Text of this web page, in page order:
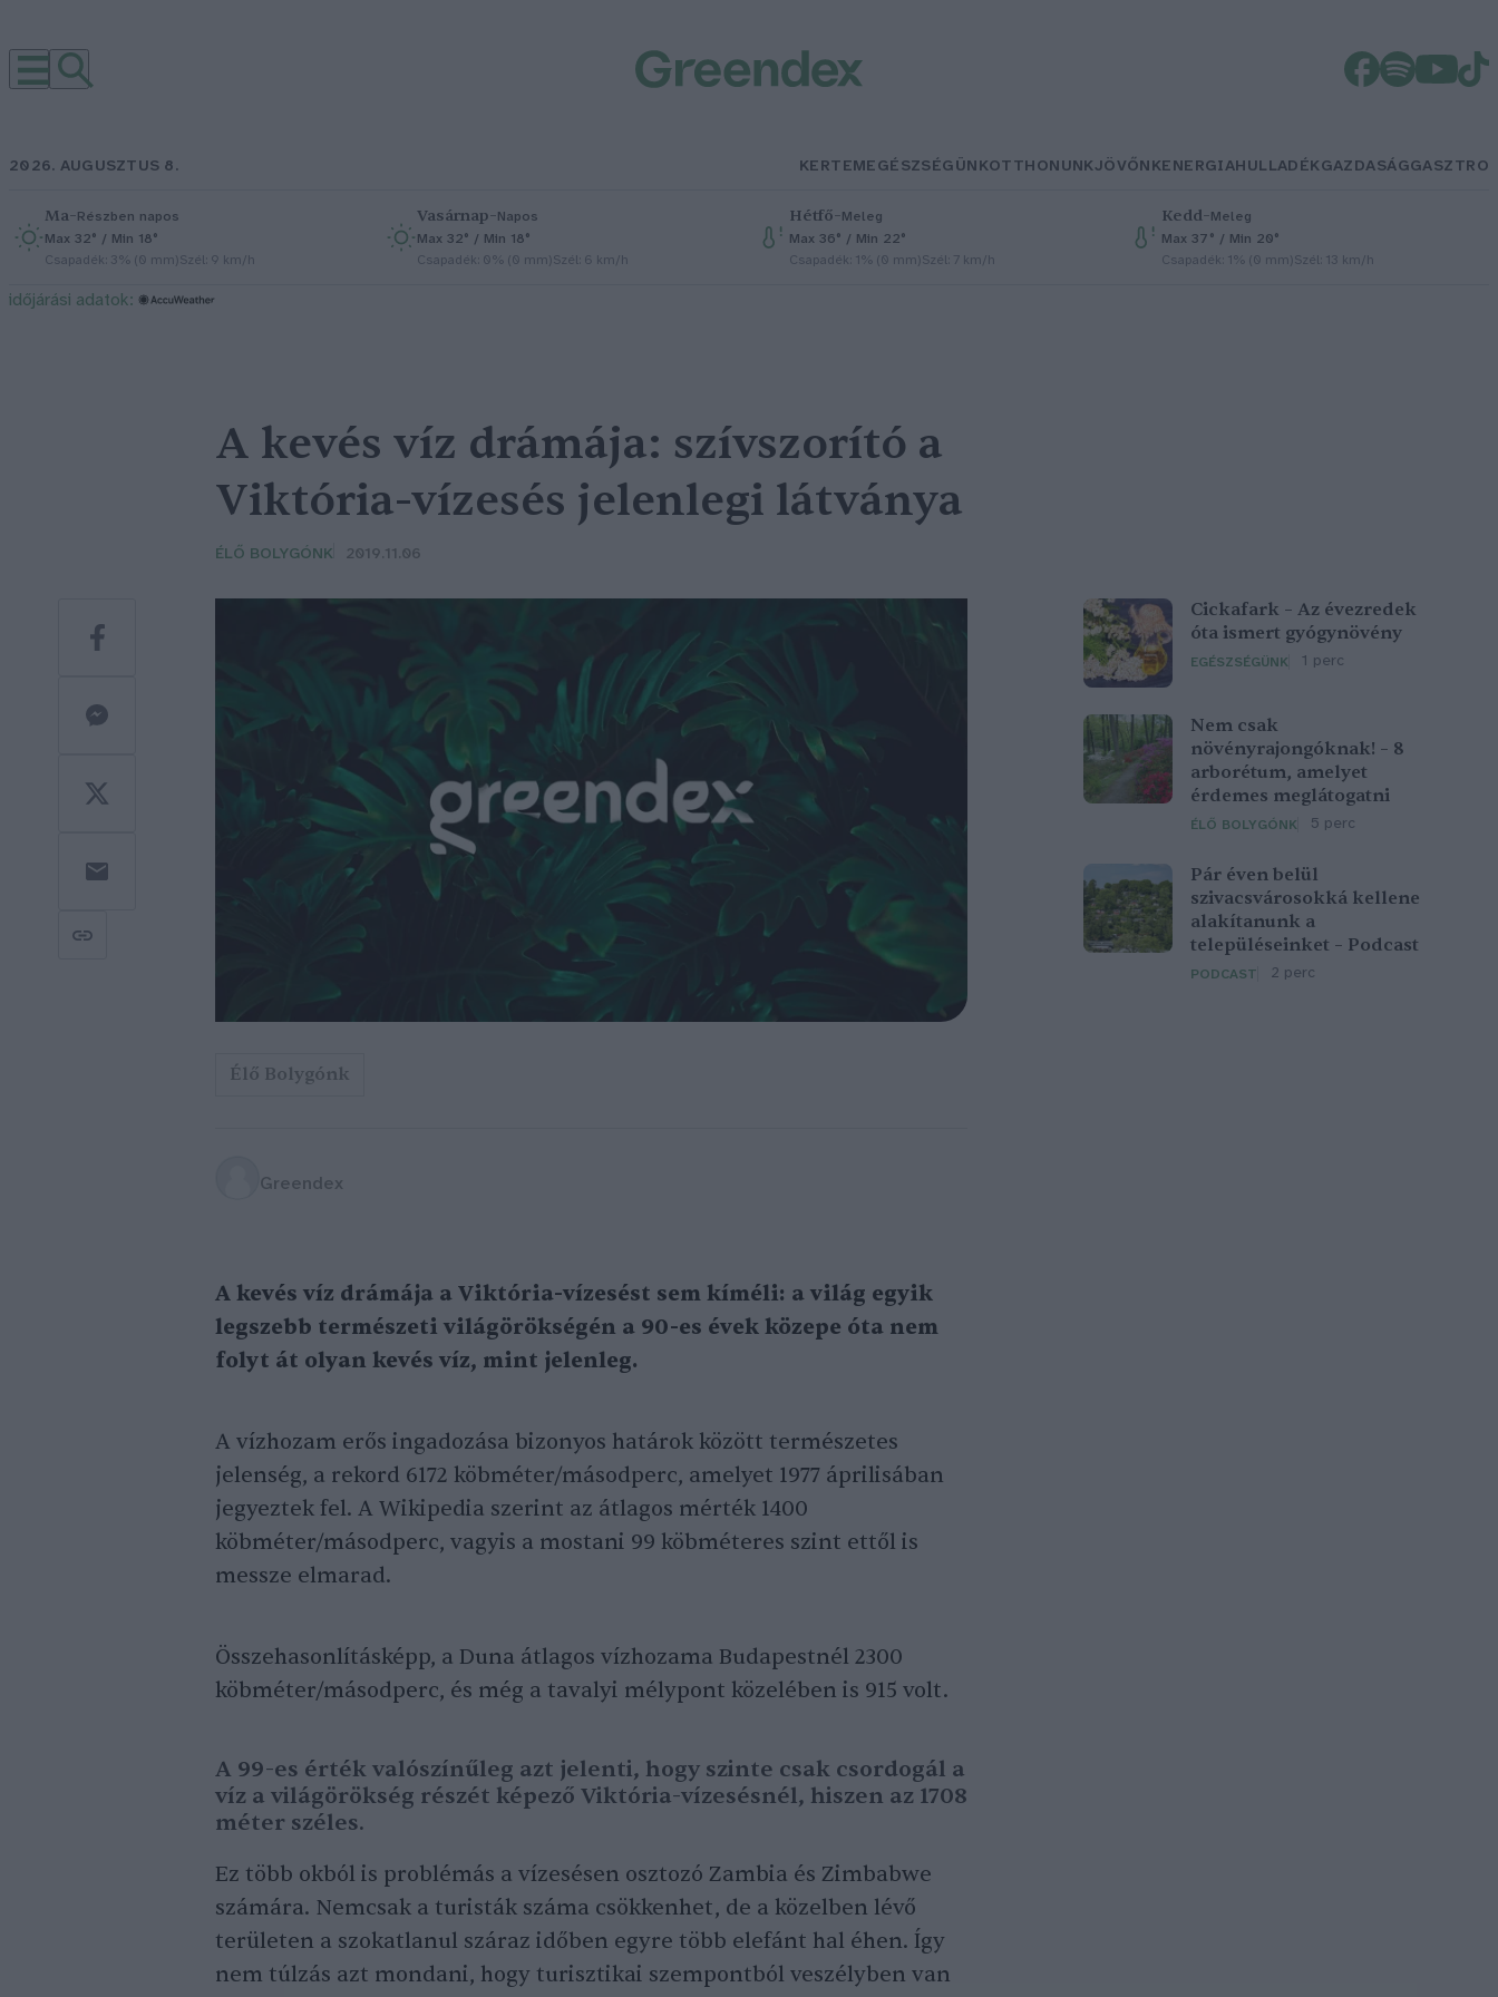
2026. AUGUSZTUS 8. KERTEMEGÉSZSÉGÜNKOTTHONUNKJÖVŐNKENERGIAHULLADÉKGAZDASÁGGASZTRO
Ma–Részben napos
Max 32° / Min 18°
Csapadék: 3% (0 mm)Szél: 9 km/h
Vasárnap–Napos
Max 32° / Min 18°
Csapadék: 0% (0 mm)Szél: 6 km/h
Hétfő–Meleg
Max 36° / Min 22°
Csapadék: 1% (0 mm)Szél: 7 km/h
Kedd–Meleg
Max 37° / Min 20°
Csapadék: 1% (0 mm)Szél: 13 km/h
időjárási adatok:
Cickafark – Az évezredek
óta ismert gyógynövény
EGÉSZSÉGÜNK 1 perc
Nem csak
növényrajongóknak! – 8
arborétum, amelyet
érdemes meglátogatni
ÉLŐ BOLYGÓNK 5 perc
Pár éven belül
szivacsvárosokká kellene
alakítanunk a
településeinket – Podcast
PODCAST 2 perc
A kevés víz drámája: szívszorító a
Viktória-vízesés jelenlegi látványa
ÉLŐ BOLYGÓNK 2019.11.06
Élő Bolygónk
Greendex
A kevés víz drámája a Viktória-vízesést sem kíméli: a világ egyik
legszebb természeti világörökségén a 90-es évek közepe óta nem
folyt át olyan kevés víz, mint jelenleg.
A vízhozam erős ingadozása bizonyos határok között természetes
jelenség, a rekord 6172 köbméter/másodperc, amelyet 1977 áprilisában
jegyeztek fel. A Wikipedia szerint az átlagos mérték 1400
köbméter/másodperc, vagyis a mostani 99 köbméteres szint ettől is
messze elmarad.
Összehasonlításképp, a Duna átlagos vízhozama Budapestnél 2300
köbméter/másodperc, és még a tavalyi mélypont közelében is 915 volt.
A 99-es érték valószínűleg azt jelenti, hogy szinte csak csordogál a
víz a világörökség részét képező Viktória-vízesésnél, hiszen az 1708
méter széles.
Ez több okból is problémás a vízesésen osztozó Zambia és Zimbabwe
számára. Nemcsak a turisták száma csökkenhet, de a közelben lévő
területen a szokatlanul száraz időben egyre több elefánt hal éhen. Így
nem túlzás azt mondani, hogy turisztikai szempontból veszélyben van